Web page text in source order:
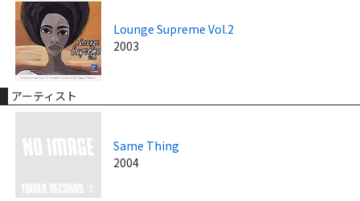
Lounge Supreme Vol.2
2003
アーティスト
Same Thing
2004